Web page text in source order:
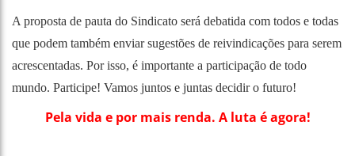
A proposta de pauta do Sindicato será debatida com todos e todas
que podem também enviar sugestões de reivindicações para serem
acrescentadas. Por isso, é importante a participação de todo
mundo. Participe! Vamos juntos e juntas decidir o futuro!
Pela vida e por mais renda. A luta é agora!